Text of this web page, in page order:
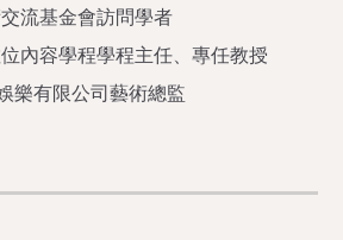
流基金會訪問學者
內容學程學程主任、專任教授
樂有限公司藝術總監